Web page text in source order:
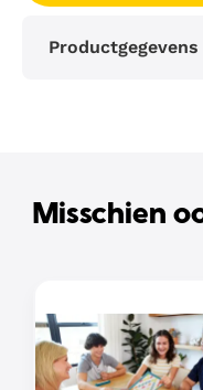
Productgegevens
Misschien